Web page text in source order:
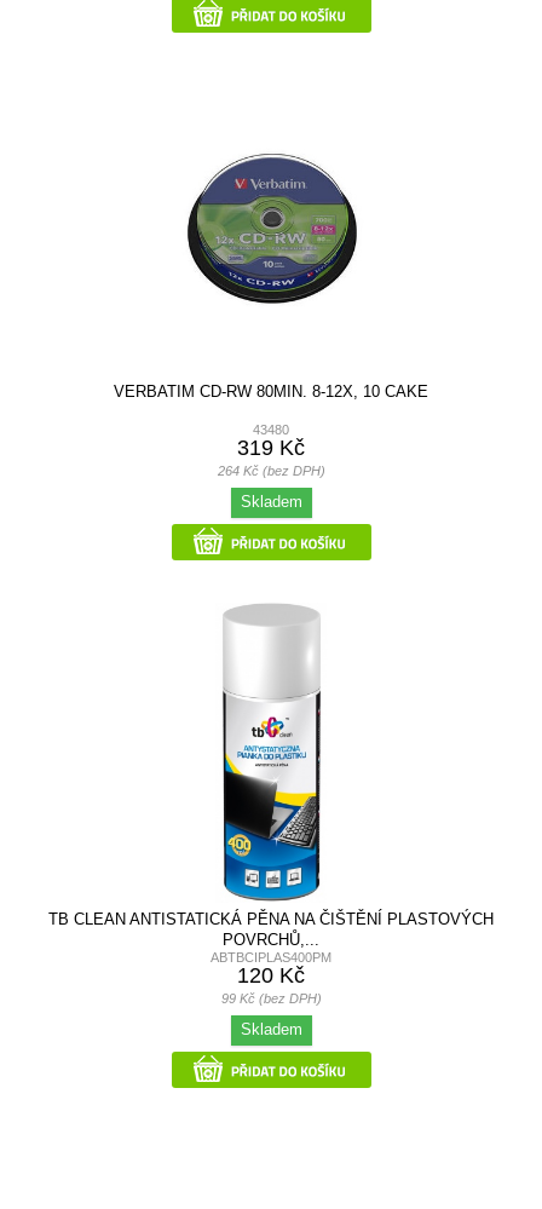
VERBATIM CD-RW 80MIN. 8-12X, 10 CAKE
43480
319 Kč
264 Kč (bez DPH)
Skladem
TB CLEAN ANTISTATICKÁ PĚNA NA ČIŠTĚNÍ PLASTOVÝCH
POVRCHŮ,...
ABTBCIPLAS400PM
120 Kč
99 Kč (bez DPH)
Skladem